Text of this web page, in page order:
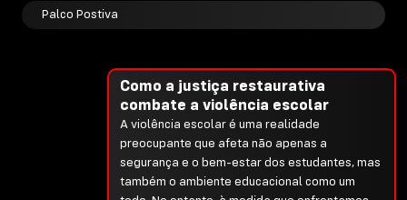
Palco Postiva
Como a justiça restaurativa
combate a violência escolar
A violência escolar é uma realidade
preocupante que afeta não apenas a
segurança e o bem-estar dos estudantes, mas
também o ambiente educacional como um